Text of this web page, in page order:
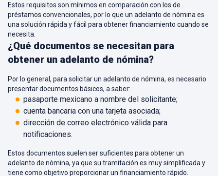
Estos requisitos son mínimos en comparación con los de
préstamos convencionales, por lo que un adelanto de nómina es
una solución rápida y fácil para obtener financiamiento cuando se
necesita.
¿Qué documentos se necesitan para
obtener un adelanto de nómina?
Por lo general, para solicitar un adelanto de nómina, es necesario
presentar documentos básicos, a saber:
pasaporte mexicano a nombre del solicitante;
cuenta bancaria con una tarjeta asociada;
dirección de correo electrónico válida para
notificaciones.
Estos documentos suelen ser suficientes para obtener un
adelanto de nómina, ya que su tramitación es muy simplificada y
tiene como objetivo proporcionar un financiamiento rápido.